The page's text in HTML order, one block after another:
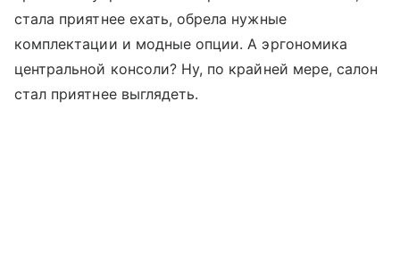
стала приятнее ехать, обрела нужные
комплектации и модные опции. А эргономика
центральной консоли? Ну, по крайней мере, салон
стал приятнее выглядеть.